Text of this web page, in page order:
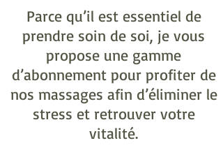
Parce qu’il est essentiel de
prendre soin de soi, je vous
propose une gamme
d’abonnement pour profiter de
nos massages afin d’éliminer le
stress et retrouver votre
vitalité.